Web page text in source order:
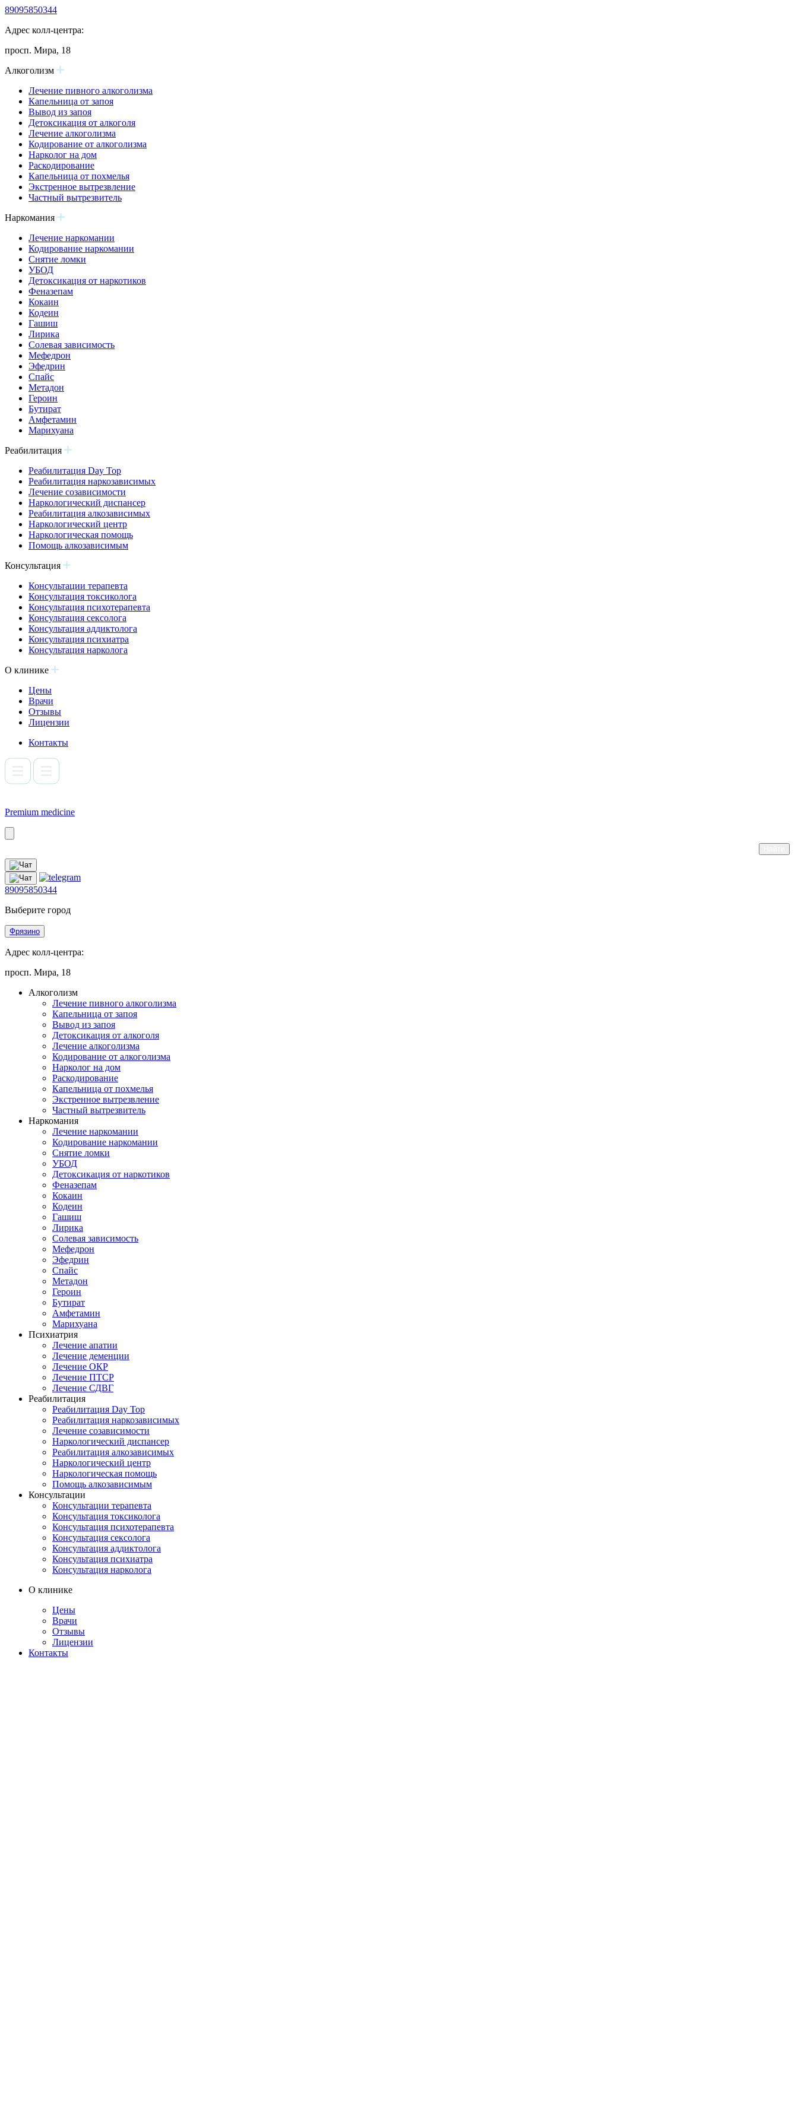
89095850344
Адрес колл-центра:
просп. Мира, 18
Алкоголизм
Лечение пивного алкоголизма
Капельница от запоя
Вывод из запоя
Детоксикация от алкоголя
Лечение алкоголизма
Кодирование от алкоголизма
Нарколог на дом
Раскодирование
Капельница от похмелья
Экстренное вытрезвление
Частный вытрезвитель
Наркомания
Лечение наркомании
Кодирование наркомании
Снятие ломки
УБОД
Детоксикация от наркотиков
Феназепам
Кокаин
Кодеин
Гашиш
Лирика
Солевая зависимость
Мефедрон
Эфедрин
Спайс
Метадон
Героин
Бутират
Амфетамин
Марихуана
Реабилитация
Реабилитация Day Top
Реабилитация наркозависимых
Лечение созависимости
Наркологический диспансер
Реабилитация алкозависимых
Наркологический центр
Наркологическая помощь
Помощь алкозависимым
Консультация
Консультации терапевта
Консультация токсиколога
Консультация психотерапевта
Консультация сексолога
Консультация аддиктолога
Консультация психиатра
Консультация нарколога
О клинике
Цены
Врачи
Отзывы
Лицензии
Контакты
Premium medicine
89095850344
Выберите город
Фрязино
Адрес колл-центра:
просп. Мира, 18
Алкоголизм
Лечение пивного алкоголизма
Капельница от запоя
Вывод из запоя
Детоксикация от алкоголя
Лечение алкоголизма
Кодирование от алкоголизма
Нарколог на дом
Раскодирование
Капельница от похмелья
Экстренное вытрезвление
Частный вытрезвитель
Наркомания
Лечение наркомании
Кодирование наркомании
Снятие ломки
УБОД
Детоксикация от наркотиков
Феназепам
Кокаин
Кодеин
Гашиш
Лирика
Солевая зависимость
Мефедрон
Эфедрин
Спайс
Метадон
Героин
Бутират
Амфетамин
Марихуана
Психиатрия
Лечение апатии
Лечение деменции
Лечение ОКР
Лечение ПТСР
Лечение СДВГ
Реабилитация
Реабилитация Day Top
Реабилитация наркозависимых
Лечение созависимости
Наркологический диспансер
Реабилитация алкозависимых
Наркологический центр
Наркологическая помощь
Помощь алкозависимым
Консультации
Консультации терапевта
Консультация токсиколога
Консультация психотерапевта
Консультация сексолога
Консультация аддиктолога
Консультация психиатра
Консультация нарколога
О клинике
Цены
Врачи
Отзывы
Лицензии
Контакты